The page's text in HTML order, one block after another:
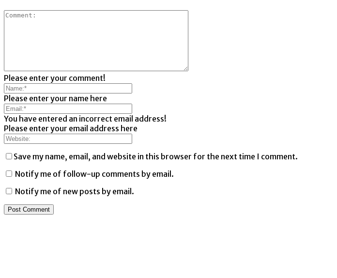
Please enter your comment!
Please enter your name here
You have entered an incorrect email address!
Please enter your email address here
Save my name, email, and website in this browser for the next time I comment.
Notify me of follow-up comments by email.
Notify me of new posts by email.